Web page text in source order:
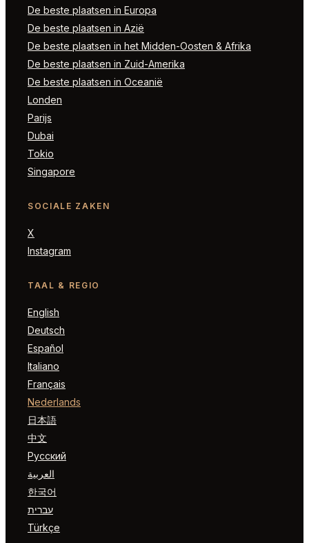
De beste plaatsen in Europa
De beste plaatsen in Azië
De beste plaatsen in het Midden-Oosten & Afrika
De beste plaatsen in Zuid-Amerika
De beste plaatsen in Oceanië
Londen
Parijs
Dubai
Tokio
Singapore
SOCIALE ZAKEN
X
Instagram
TAAL & REGIO
English
Deutsch
Español
Italiano
Français
Nederlands
日本語
中文
Русский
العربية
한국어
עברית
Türkçe